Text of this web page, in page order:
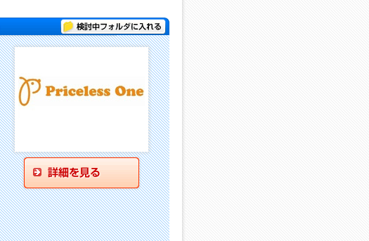
検討中フォルダに入れる